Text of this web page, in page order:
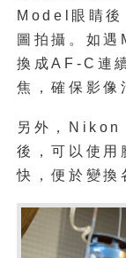
Model眼睛後
圖拍攝。如
換成AF-C連
焦，確保影像
另外，
後，可以使用
快，便於變換